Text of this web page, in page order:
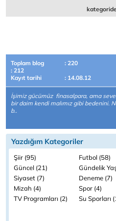
Toplam blog
: 220
: 212
Kayıt tarihi
: 14.08.12
İşimiz gücümüz finasalpara, ama
bir daim kendi malımız gibi bedenini.
b..
Yazdığım Kategoriler
Şiir (95)
Futbol (58)
Güncel (21)
Gündelik
Siyaset (7)
Deneme (7)
Mizah (4)
Spor (4)
TV Programları (2)
Su Sporları